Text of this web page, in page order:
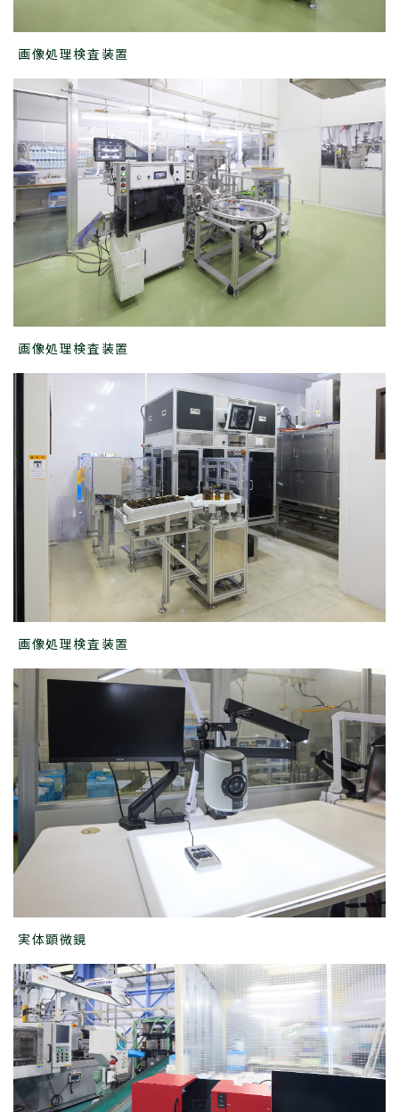
画像処理検査装置
画像処理検査装置
画像処理検査装置
実体顕微鏡